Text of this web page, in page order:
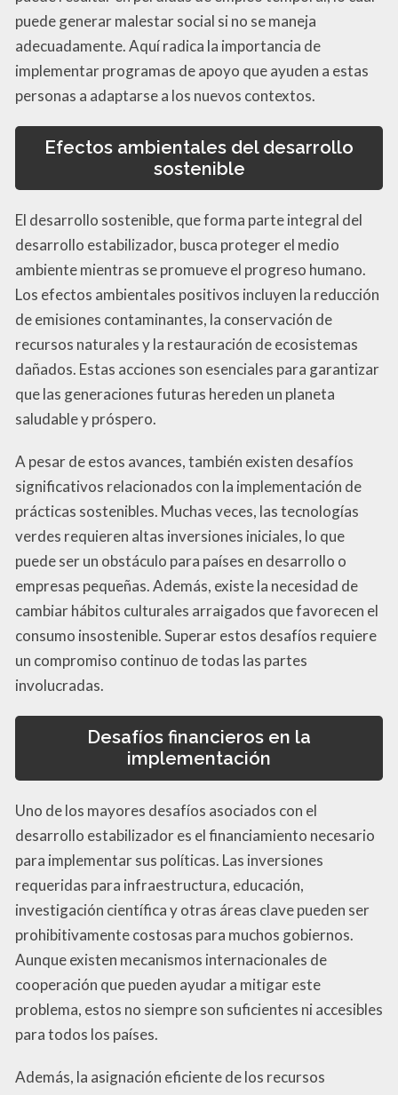
puede generar malestar social si no se maneja
adecuadamente. Aquí radica la importancia de
implementar programas de apoyo que ayuden a estas
personas a adaptarse a los nuevos contextos.
Efectos ambientales del desarrollo
sostenible
El desarrollo sostenible, que forma parte integral del
desarrollo estabilizador, busca proteger el medio
ambiente mientras se promueve el progreso humano.
Los efectos ambientales positivos incluyen la reducción
de emisiones contaminantes, la conservación de
recursos naturales y la restauración de ecosistemas
dañados. Estas acciones son esenciales para garantizar
que las generaciones futuras hereden un planeta
saludable y próspero.
A pesar de estos avances, también existen desafíos
significativos relacionados con la implementación de
prácticas sostenibles. Muchas veces, las tecnologías
verdes requieren altas inversiones iniciales, lo que
puede ser un obstáculo para países en desarrollo o
empresas pequeñas. Además, existe la necesidad de
cambiar hábitos culturales arraigados que favorecen el
consumo insostenible. Superar estos desafíos requiere
un compromiso continuo de todas las partes
involucradas.
Desafíos financieros en la
implementación
Uno de los mayores desafíos asociados con el
desarrollo estabilizador es el financiamiento necesario
para implementar sus políticas. Las inversiones
requeridas para infraestructura, educación,
investigación científica y otras áreas clave pueden ser
prohibitivamente costosas para muchos gobiernos.
Aunque existen mecanismos internacionales de
cooperación que pueden ayudar a mitigar este
problema, estos no siempre son suficientes ni accesibles
para todos los países.
Además, la asignación eficiente de los recursos